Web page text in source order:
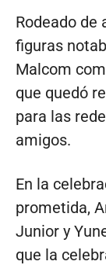
Rodeado de
figuras
Malcom
que quedó
para las
amigos.
En la
prometida,
Junior y
que la